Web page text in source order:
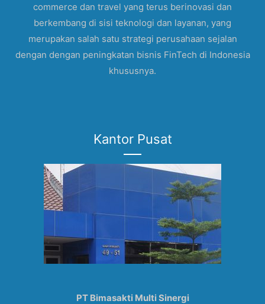
commerce dan travel yang terus berinovasi dan
berkembang di sisi teknologi dan layanan, yang
merupakan salah satu strategi perusahaan sejalan
dengan dengan peningkatan bisnis FinTech di Indonesia
khususnya.
Kantor Pusat
PT Bimasakti Multi Sinergi